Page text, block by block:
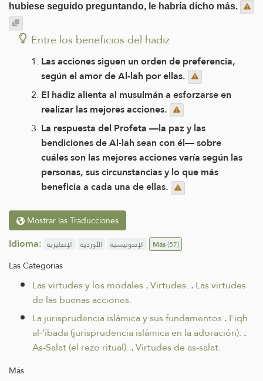
hubiese seguido preguntando, le habría dicho más.
Entre los beneficios del hadiz
Las acciones siguen un orden de preferencia,
según el amor de Al-lah por ellas.
El hadiz alienta al musulmán a esforzarse en
realizar las mejores acciones.
La respuesta del Profeta —la paz y las
bendiciones de Al-lah sean con él— sobre
cuáles son las mejores acciones varía según las
personas, sus circunstancias y lo que más
beneficia a cada una de ellas.
Mostrar las Traducciones
Idioma: الإنجليزية الأوردية الإندونيسية Más(57)
Las Categorías
Las virtudes y los modales.Virtudes. .Las virtudes
de las buenas acciones.
La jurisprudencia islámica y sus fundamentos.Fiqh
al-‘ibada (jurisprudencia islámica en la adoración). .
As-Salat (el rezo ritual). .Virtudes de as-salat.
Más